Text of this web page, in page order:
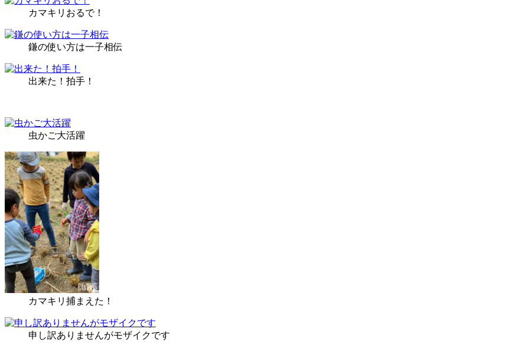
カマキリおるで！
鎌の使い方は一子相伝
出来た！拍手！
虫かご大活躍
カマキリ捕まえた！
申し訳ありませんがモザイクです